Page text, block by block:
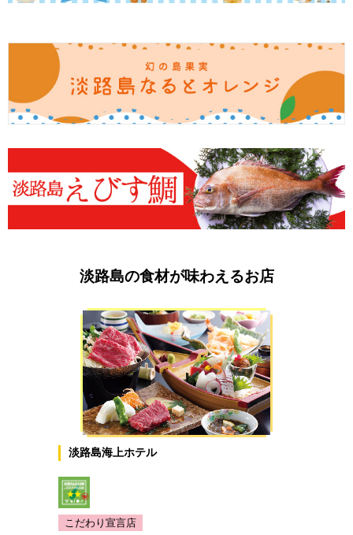
淡路島の食材が味わえるお店
淡路島海上ホテル
こだわり宣言店